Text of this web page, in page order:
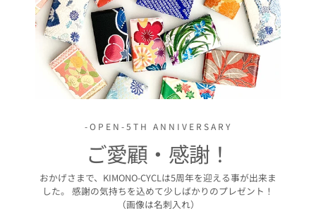
-OPEN-5TH ANNIVERSARY
ご愛顧・感謝！
おかげさまで、KIMONO-CYCLは5周年を迎える事が出来ま
した。 感謝の気持ちを込めて少しばかりのプレゼント！
（画像は名刺入れ）